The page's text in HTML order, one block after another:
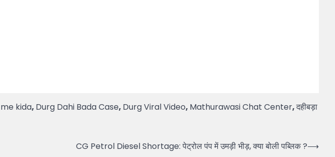
kida, Durg Dahi Bada Case, Durg Viral Video, Mathurawasi Chat Center,दहीबड़ा
CG Petrol Diesel Shortage: पेट्रोल पंप में उमड़ी भीड़, क्या बोली पब्लिक ?⟶